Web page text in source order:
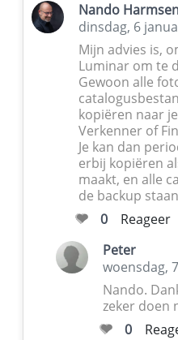
Nando
dinsdag, 6
Mijn advies is,
Luminar om te
Gewoon alle
kopiëren naar
Verkenner of
Je kan dan
erbij kopiëren
maakt, en alle
de backup
0
Reageer
Peter
woensdag,
Nando.
zeker doen
0